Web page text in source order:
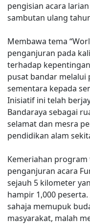
pengisian acara
sambutan ulang
Membawa tema
penganjuran pada
terhadap
pusat bandar melalui
sementara kepada
Inisiatif ini telah
Bandaraya sebagai
selamat dan mesra
pendidikan alam
Kemeriahan
penganjuran acara
sejauh 5 kilometer
hampir 1,000
sahaja memupuk
masyarakat, malah